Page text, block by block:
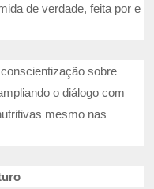
de verdade, feita por e
sobre
o diálogo com
mesmo nas